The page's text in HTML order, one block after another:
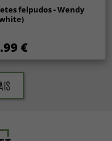
felpudos - Wendy
€